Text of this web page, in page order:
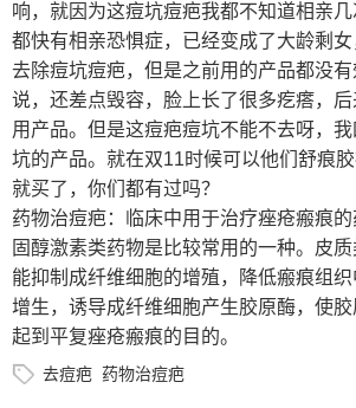
响，就因为这痘坑痘疤我都不知道相亲
都快有相亲恐惧症，已经变成了大龄剩
去除痘坑痘疤，但是之前用的产品都没
说，还差点毁容，脸上长了很多疙瘩，
用产品。但是这痘疤痘坑不能不去呀，
坑的产品。就在双11时候可以他们舒痕
就买了，你们都有过吗？
药物治痘疤：临床中用于治疗痤疮瘢痕
固醇激素类药物是比较常用的一种。皮
能抑制成纤维细胞的增殖，降低瘢痕组
增生，诱导成纤维细胞产生胶原酶，使
起到平复痤疮瘢痕的目的。
去痘疤 药物治痘疤